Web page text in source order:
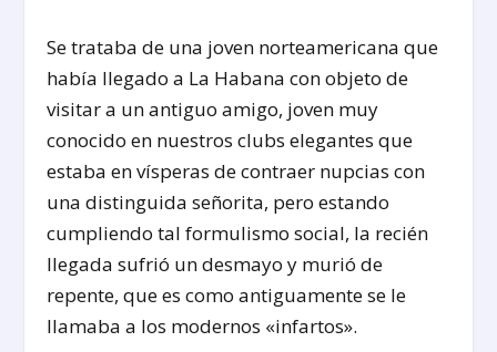
Se trataba de una joven norteamericana que
había llegado a La Habana con objeto de
visitar a un antiguo amigo, joven muy
conocido en nuestros clubs elegantes que
estaba en vísperas de contraer nupcias con
una distinguida señorita, pero estando
cumpliendo tal formulismo social, la recién
llegada sufrió un des­mayo y murió de
repente, que es como antigua­mente se le
llamaba a los modernos «infartos».